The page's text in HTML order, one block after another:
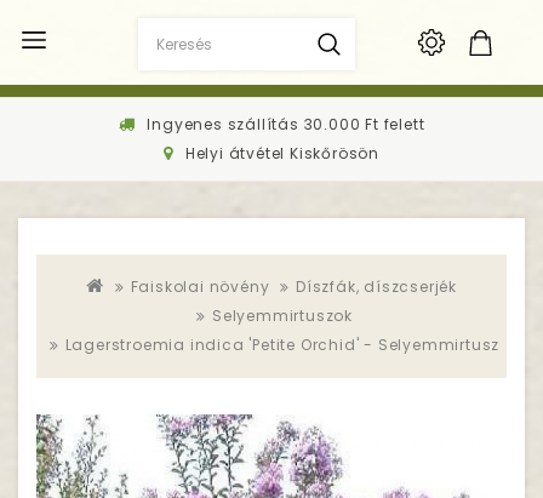
Ingyenes szállítás 30.000 Ft felett
Helyi átvétel Kiskőrösön
Faiskolai növény
Díszfák, díszcserjék
Selyemmirtuszok
Lagerstroemia indica 'Petite Orchid' - Selyemmirtusz